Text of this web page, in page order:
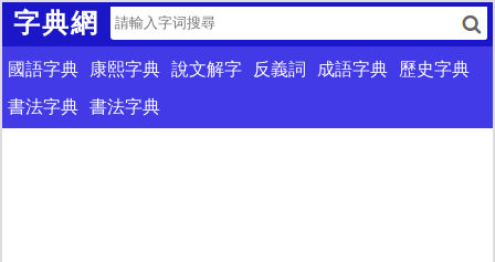
字典網
國語字典 康熙字典 說文解字 反義詞 成語字典
歷史字典
書法字典 書法字典